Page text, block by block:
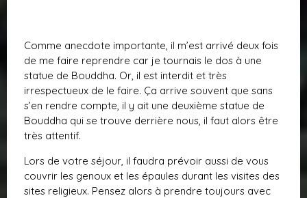
Comme anecdote importante, il m’est arrivé deux fois
de me faire reprendre car je tournais le dos à une
statue de Bouddha. Or, il est interdit et très
irrespectueux de le faire. Ça arrive souvent que sans
s’en rendre compte, il y ait une deuxième statue de
Bouddha qui se trouve derrière nous, il faut alors être
très attentif.
Lors de votre séjour, il faudra prévoir aussi de vous
couvrir les genoux et les épaules durant les visites des
sites religieux. Pensez alors à prendre toujours avec